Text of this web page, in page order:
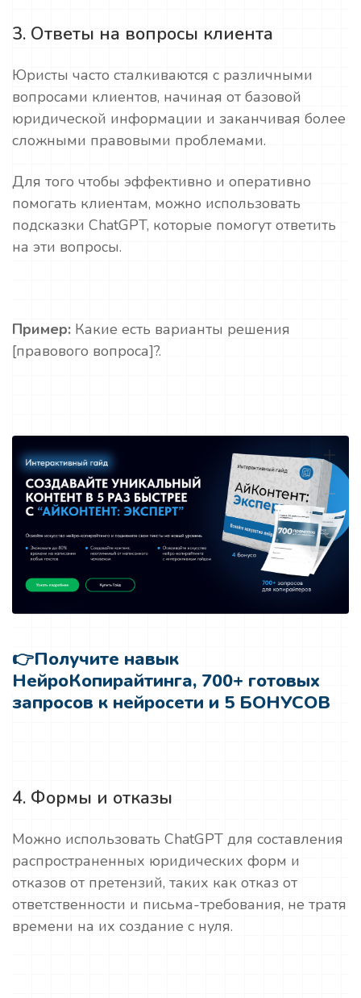
3. Ответы на вопросы клиента
Юристы часто сталкиваются с различными
вопросами клиентов, начиная от базовой
юридической информации и заканчивая более
сложными правовыми проблемами.
Для того чтобы эффективно и оперативно
помогать клиентам, можно использовать
подсказки ChatGPT, которые помогут ответить
на эти вопросы.
Пример: Какие есть варианты решения
[правового вопроса]?.
👉Получите навык
НейроКопирайтинга, 700+ готовых
запросов к нейросети и 5 БОНУСОВ
4. Формы и отказы
Можно использовать ChatGPT для составления
распространенных юридических форм и
отказов от претензий, таких как отказ от
ответственности и письма-требования, не тратя
времени на их создание с нуля.